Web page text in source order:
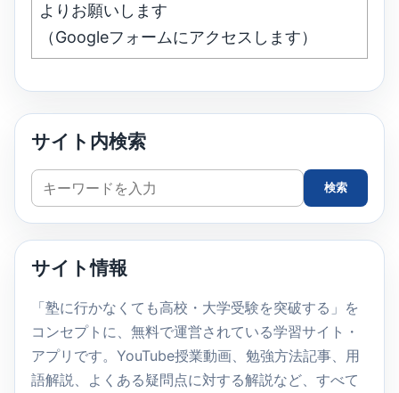
よりお願いします
（Googleフォームにアクセスします）
サイト内検索
サ
イ
ト
検
索
検索
サイト情報
「塾に行かなくても高校・大学受験を突破する」を
コンセプトに、無料で運営されている学習サイト・
アプリです。YouTube授業動画、勉強方法記事、用
語解説、よくある疑問点に対する解説など、すべて